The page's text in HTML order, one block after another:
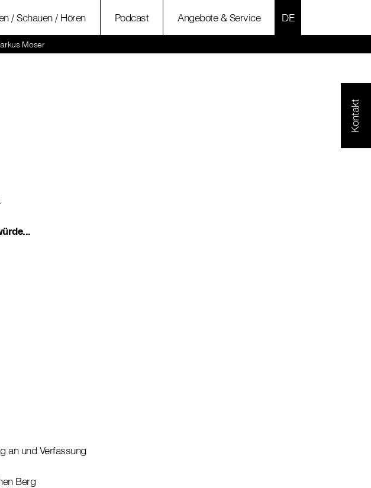
/ Schauen / Hören Podcast Angebote & Service SPRACHE
Moser
Kontakt
an und Verfassung
Berg